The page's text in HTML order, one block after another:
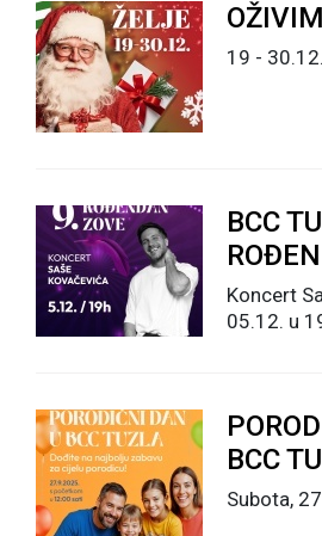
19 - 30.12.
BCC
Koncert
05.12. u
BCC
Subota,